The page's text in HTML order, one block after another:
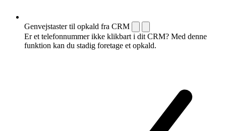
Genvejstaster til opkald fra CRM
Er et telefonnummer ikke klikbart i dit CRM? Med denne
funktion kan du stadig foretage et opkald.